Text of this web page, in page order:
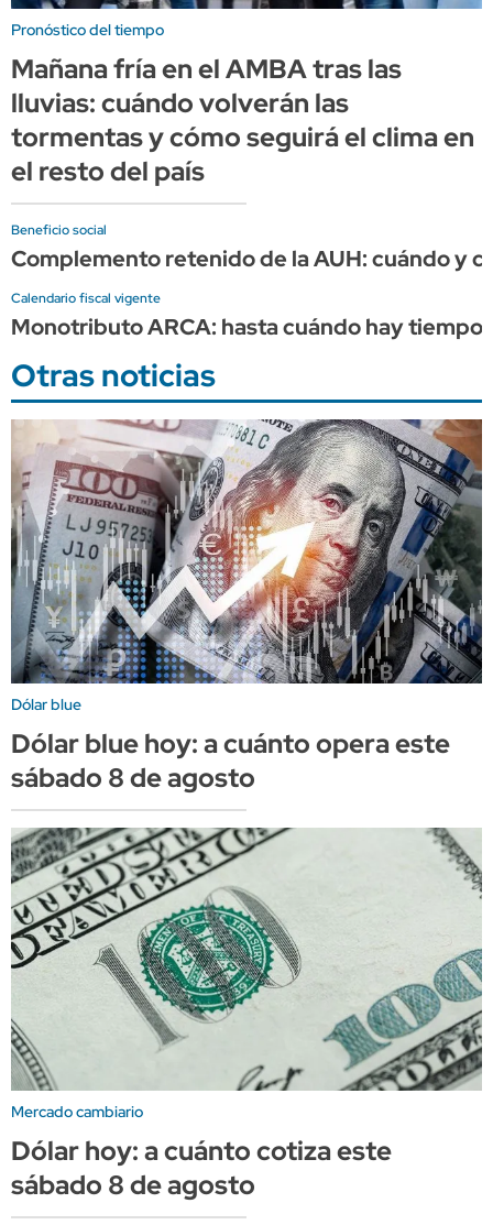
Pronóstico del tiempo
Mañana fría en el AMBA tras las
lluvias: cuándo volverán las
tormentas y cómo seguirá el clima en
el resto del país
Beneficio social
Complemento retenido de la AUH: cuándo y
Calendario fiscal vigente
Monotributo ARCA: hasta cuándo hay
Otras noticias
Dólar blue
Dólar blue hoy: a cuánto opera este
sábado 8 de agosto
Mercado cambiario
Dólar hoy: a cuánto cotiza este
sábado 8 de agosto